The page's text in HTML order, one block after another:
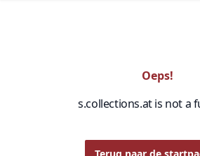
Oeps!
s.collections.at is not a